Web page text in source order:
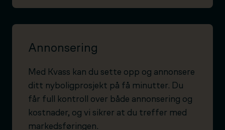
Annonsering
Med Kvass kan du sette opp og annonsere
ditt nyboligprosjekt på få minutter. Du
får full kontroll over både annonsering og
kostnader, og vi sikrer at du treffer med
markedsføringen.